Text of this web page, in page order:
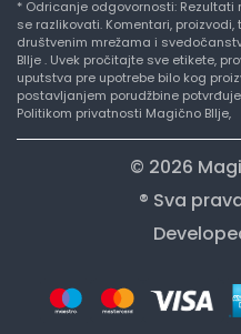
* Odricanje odgovornosti:
se razlikovati. Komentari,
društvenim mrežama i
BIlje . Uvek pročitajte sve etikete,
uputstva pre upotrebe bilo kog
postavljanjem porudžbine
Politikom privatnosti Magično BIlje,
© 2026
® Sva